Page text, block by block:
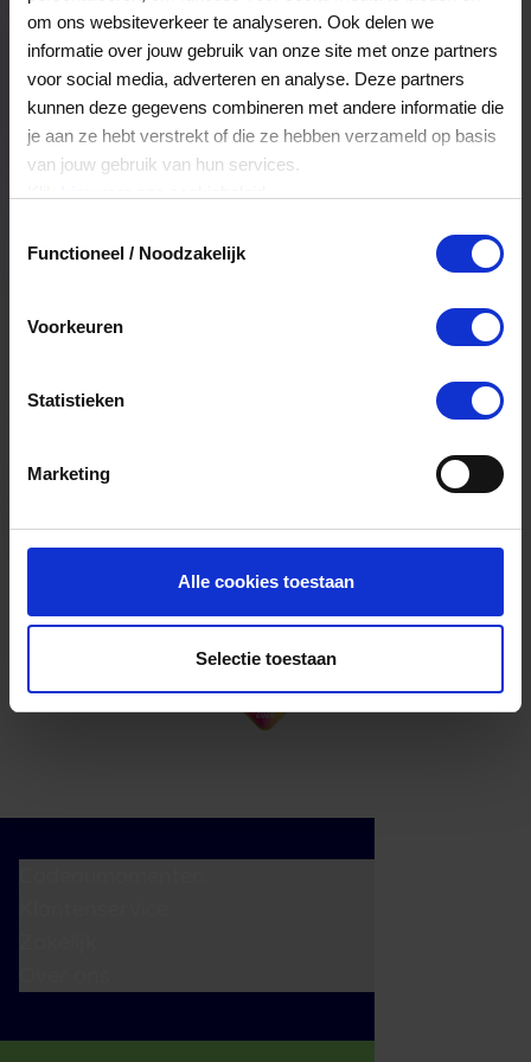
om ons websiteverkeer te analyseren. Ook delen we
informatie over jouw gebruik van onze site met onze partners
voor social media, adverteren en analyse. Deze partners
kunnen deze gegevens combineren met andere informatie die
je aan ze hebt verstrekt of die ze hebben verzameld op basis
van jouw gebruik van hun services.
Functioneel / Noodzakelijk
Voorkeuren
Statistieken
Marketing
Alle cookies toestaan
Selectie toestaan
Veelgestelde Vragen
Hoelang blijft mijn saldo geldig?
Het volledige saldo op de VVV cadeaukaart
is minimaal drie jaar geldig.
Kan ik het saldo in delen besteden?
cadeaukaart in delen uitgeven.
Ja, je mag het saldo van je VVV
cadeaukaart in delen uitgeven.